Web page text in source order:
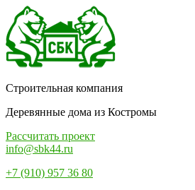
Строительная компания
Деревянные дома из Костромы
Рассчитать проект
info@sbk44.ru
+7 (910) 957 36 80